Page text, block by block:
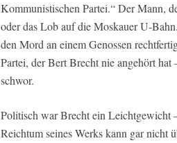
Kommunistischen Partei.“ Der Mann,
oder das Lob auf die Moskauer U-
den Mord an einem Genossen
Partei, der Bert Brecht nie angehört
schwor.
Politisch war Brecht ein Leichtgewicht
Reichtum seines Werks kann gar nicht